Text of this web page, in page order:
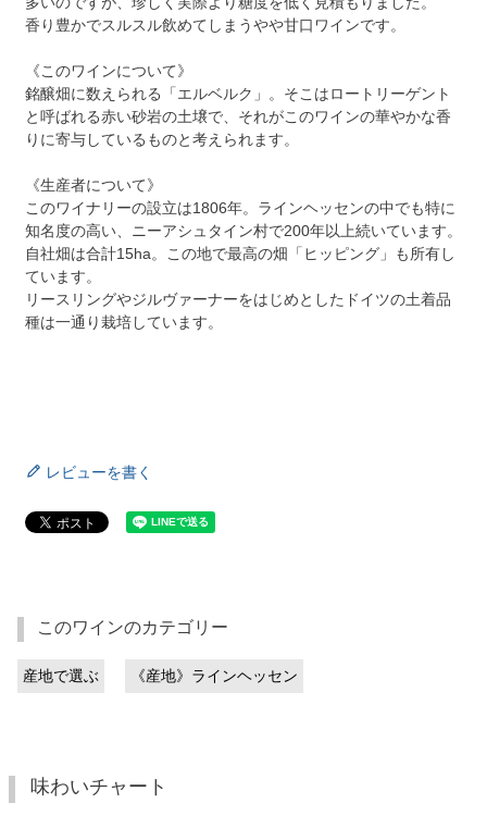
香り豊かでスルスル飲めてしまうやや甘口ワインです。
《このワインについて》
銘醸畑に数えられる「エルベルク」。そこはロートリーゲント
と呼ばれる赤い砂岩の土壌で、それがこのワインの華やかな香
りに寄与しているものと考えられます。
《生産者について》
このワイナリーの設立は1806年。ラインヘッセンの中でも特に
知名度の高い、ニーアシュタイン村で200年以上続いています。
自社畑は合計15ha。この地で最高の畑「ヒッピング」も所有し
ています。
リースリングやジルヴァーナーをはじめとしたドイツの土着品
種は一通り栽培しています。
レビューを書く
このワインのカテゴリー
産地で選ぶ 《産地》ラインヘッセン
味わいチャート